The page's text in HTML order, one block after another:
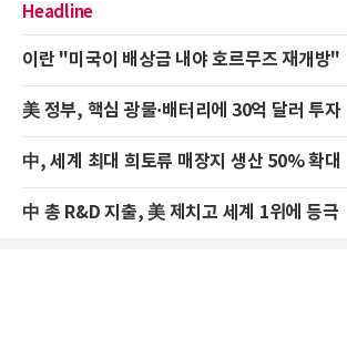
Headline
이란 "미국이 배상금 내야 호르무즈 재개방"
美 정부, 핵심 광물·배터리에 30억 달러 투자
中, 세계 최대 희토류 매장지 생산 50% 확대
中 총 R&D 지출, 美 제치고 세계 1위에 등극